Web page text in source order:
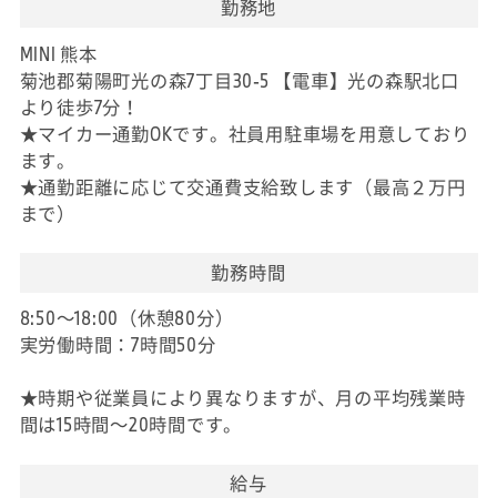
勤務地
MINI 熊本
菊池郡菊陽町光の森7丁目30-5 【電車】光の森駅北口
より徒歩7分！
★マイカー通勤OKです。社員用駐車場を用意しており
ます。
★通勤距離に応じて交通費支給致します（最高２万円
まで）
勤務時間
8:50～18:00（休憩80分）
実労働時間：7時間50分
★時期や従業員により異なりますが、月の平均残業時
間は15時間～20時間です。
給与